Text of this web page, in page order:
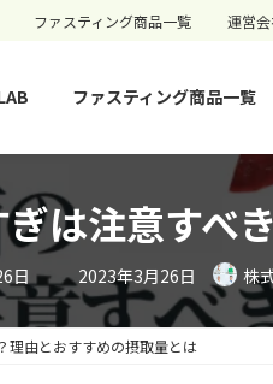
ファスティング商品一覧 運営
ファスティング商品一覧
は注意すべ
日 最
終
更
日
時
2023年3月26日 株
理由とおすすめの摂取量とは